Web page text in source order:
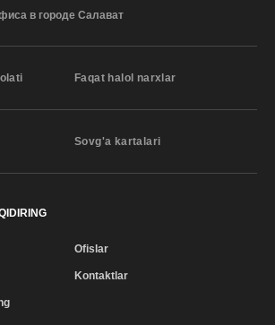
в городе Салават
Faqat halol narxlar
Sovg'a kartalari
Ofislar
Kontaktlar